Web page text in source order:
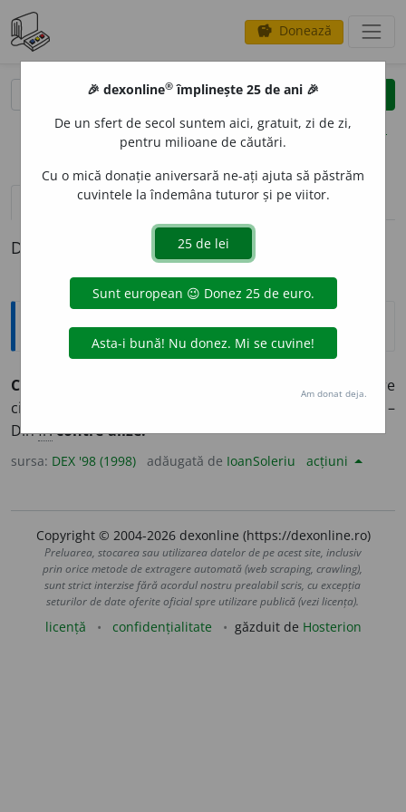
savings Donează
clear
opțiuni
definiții (1)
Definiția cu ID-ul 37646:
Explicative DEX
CONTRAALIZ
Vânt regulat care
circulă deasupra alizeelor în sens contrar. [
] –
Dinfr.contre-alizé.
sursa: DEX '98 (1998) adăugată de IoanSoleriu acțiuni
Copyright © 2004-2026 dexonline (https://dexonline.ro)
Preluarea, stocarea sau utilizarea datelor de pe acest site, inclusiv
prin orice metode de extragere automată (web scraping, crawling),
sunt strict interzise fără acordul nostru prealabil scris, cu excepția
seturilor de date oferite oficial spre utilizare publică (vezi licența).
licență confidențialitate găzduit de Hosterion
🎉 dexonline® împlinește 25 de ani 🎉
De un sfert de secol suntem aici, gratuit, zi de zi,
pentru milioane de căutări.
Cu o mică donație aniversară ne-ați ajuta să păstrăm
cuvintele la îndemâna tuturor și pe viitor.
Am donat deja.